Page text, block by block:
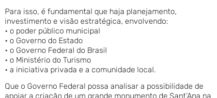
Para isso, é fundamental que haja planejamento,
investimento e visão estratégica, envolvendo:
• o poder público municipal
• o Governo do Estado
• o Governo Federal do Brasil
• o Ministério do Turismo
• a iniciativa privada e a comunidade local.
Que o Governo Federal possa analisar a possibilidade de
apoiar a criação de um grande monumento de Sant’Ana na